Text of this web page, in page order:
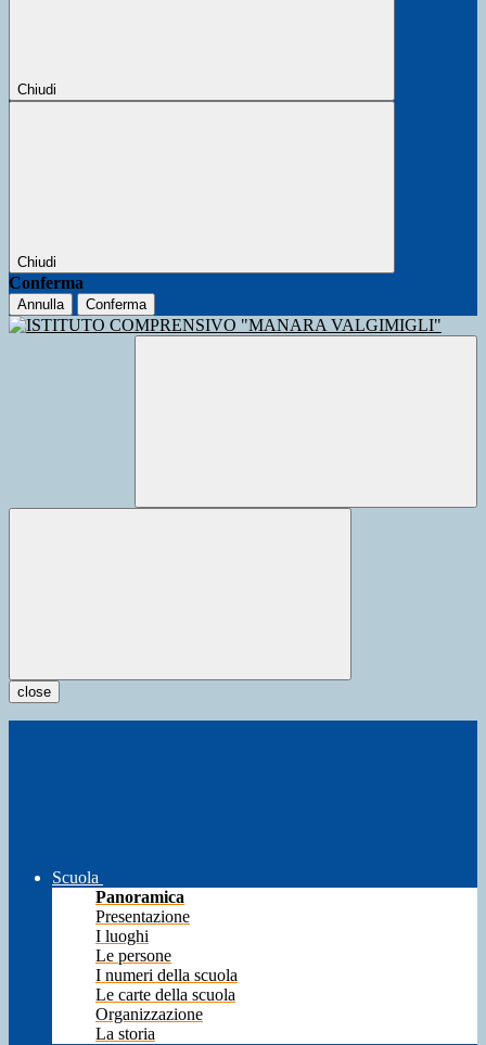
Chiudi
Chiudi
Conferma
Annulla Conferma
close
Scuola
Panoramica
Presentazione
I luoghi
Le persone
I numeri della scuola
Le carte della scuola
Organizzazione
La storia